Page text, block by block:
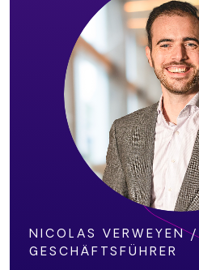
NICOLAS VERWEYEN /
GESCHÄFTSFÜHRER